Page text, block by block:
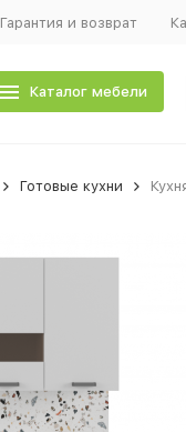
Гарантия и возврат
Каталог мебели
Готовые кухни